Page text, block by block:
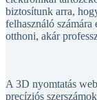
biztosítunk arra,
felhasználó számára
otthoni, akár
A 3D nyomtatás
precíziós